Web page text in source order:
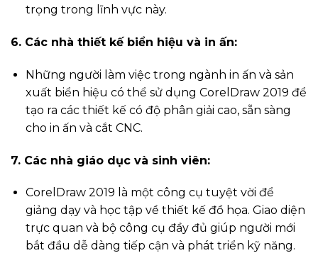
trọng trong lĩnh vực này.
6. Các nhà thiết kế biển hiệu và in ấn:
Những người làm việc trong ngành in ấn và sản
xuất biển hiệu có thể sử dụng CorelDraw 2019 để
tạo ra các thiết kế có độ phân giải cao, sẵn sàng
cho in ấn và cắt CNC.
7. Các nhà giáo dục và sinh viên:
CorelDraw 2019 là một công cụ tuyệt vời để
giảng dạy và học tập về thiết kế đồ họa. Giao diện
trực quan và bộ công cụ đầy đủ giúp người mới
bắt đầu dễ dàng tiếp cận và phát triển kỹ năng.